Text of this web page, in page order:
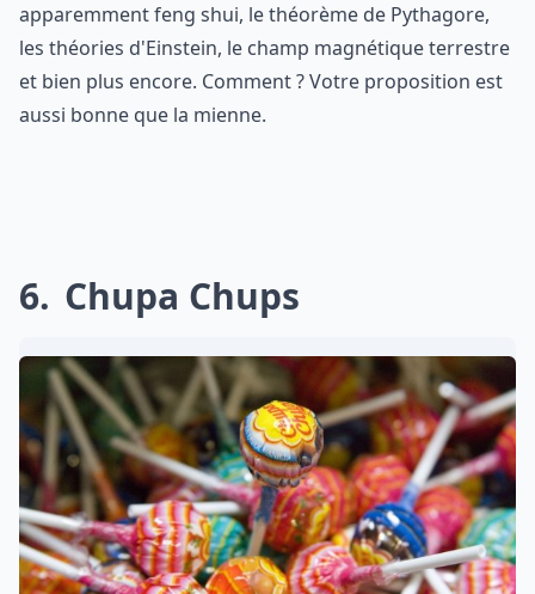
apparemment feng shui, le théorème de Pythagore,
les théories d'Einstein, le champ magnétique terrestre
et bien plus encore. Comment ? Votre proposition est
aussi bonne que la mienne.
6 Chupa Chups